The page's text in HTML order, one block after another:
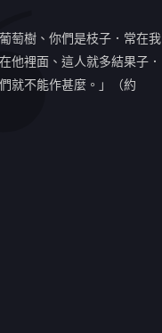
萄樹、你們是枝子．常在我
他裡面、這人就多結果子．
就不能作甚麼。」（約